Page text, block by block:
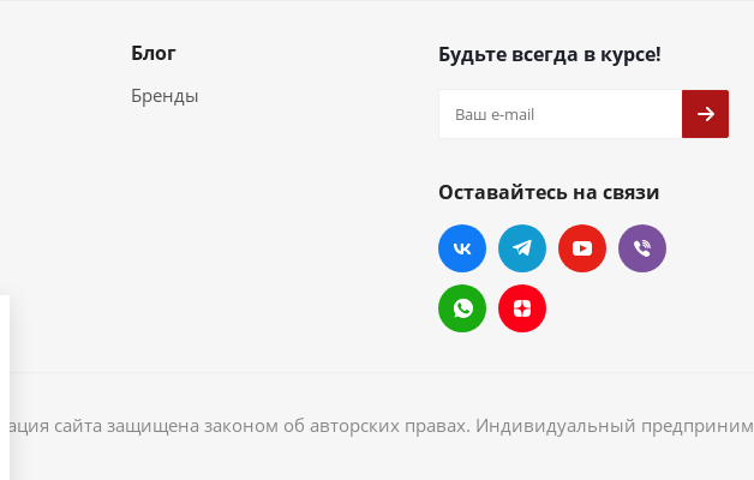
Блог
Бренды
Будьте всегда в курсе!
Оставайтесь на связи
сайта защищена законом об авторских правах. Индивидуальный